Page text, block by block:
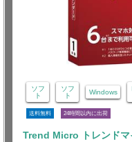
ソフ
ト
ソフ
ト
Windows
送料無料 24時間以内に出荷
Trend Micro トレンドマ